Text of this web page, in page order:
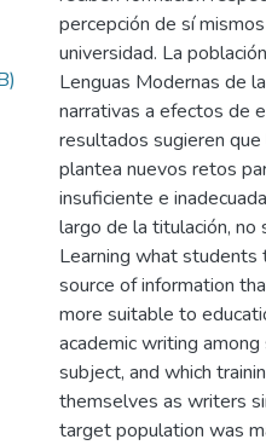
percepción de sí
universidad. La
Lenguas Modernas de
narrativas a efectos de
resultados sugieren que
plantea nuevos retos
insuficiente e
largo de la titulación, no
Learning what students
source of information
more suitable to
academic writing
subject, and which
themselves as writers
target population was